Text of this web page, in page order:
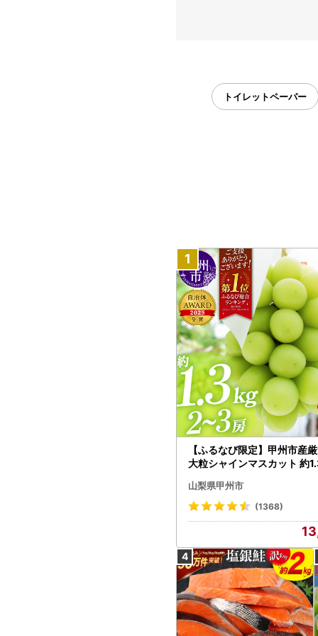
トイレットペーパー
【ふるなび限定】甲州市産
大粒シャインマスカット 約
472 FN-Limited-VO シャイ
カット フルーツ
山梨県甲州市
(1368)